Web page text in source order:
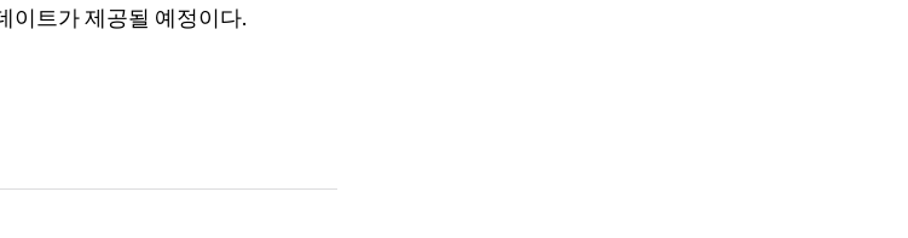
이트가 제공될 예정이다.